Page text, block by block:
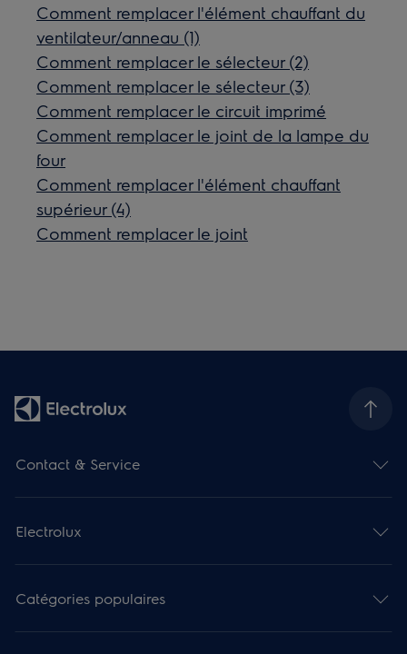
Comment remplacer l'élément chauffant du
ventilateur/anneau (1)
Comment remplacer le sélecteur (2)
Comment remplacer le sélecteur (3)
Comment remplacer le circuit imprimé
Comment remplacer le joint de la lampe du
four
Comment remplacer l'élément chauffant
supérieur (4)
Comment remplacer le joint
Contact & Service
Electrolux
Catégories populaires